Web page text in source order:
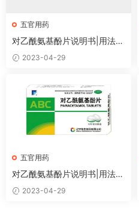
五官用药
对乙酰氨基酚片说明书|用法用
量|注意事项
2023-04-29
五官用药
对乙酰氨基酚片说明书|用法用
量|注意事项
2023-04-29